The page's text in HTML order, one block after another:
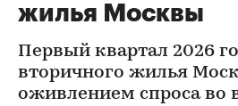
жилья Москвы
Первый квартал 2026
вторичного жилья
оживлением спроса во